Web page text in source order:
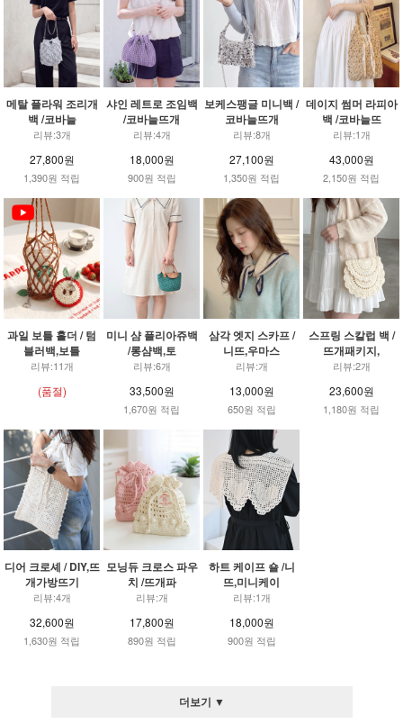
메탈 플라워 조리개
백 /코바늘
리뷰:3개
27,800원
1,390원 적립
샤인 레트로 조임백
/코바늘뜨개
리뷰:4개
18,000원
900원 적립
보케스팽글 미니백 /
코바늘뜨개
리뷰:8개
27,100원
1,350원 적립
데이지 썸머 라피아
백 /코바늘뜨
리뷰:1개
43,000원
2,150원 적립
과일 보틀 홀더 / 텀
블러백,보틀
리뷰:11개
(품절)
미니 샴 플리아쥬백
/롱샴백,토
리뷰:6개
33,500원
1,670원 적립
삼각 엣지 스카프 /
니뜨,우마스
리뷰:개
13,000원
650원 적립
스프링 스칼럽 백 /
뜨개패키지,
리뷰:2개
23,600원
1,180원 적립
디어 크로셰 / DIY,뜨
개가방뜨기
리뷰:4개
32,600원
1,630원 적립
모닝듀 크로스 파우
치 /뜨개파
리뷰:개
17,800원
890원 적립
하트 케이프 숄 /니
뜨,미니케이
리뷰:1개
18,000원
900원 적립
더보기 ▼